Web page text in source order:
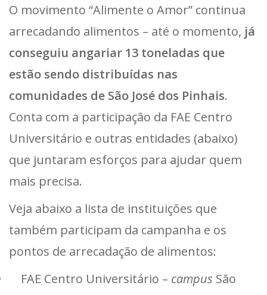
O movimento “Alimente o Amor” continua
arrecadando alimentos – até o momento, já
conseguiu angariar 13 toneladas que
estão sendo distribuídas nas
comunidades de São José dos Pinhais.
Conta com a participação da FAE Centro
Universitário e outras entidades (abaixo)
que juntaram esforços para ajudar quem
mais precisa.
Veja abaixo a lista de instituições que
também participam da campanha e os
pontos de arrecadação de alimentos:
FAE Centro Universitário – campus São